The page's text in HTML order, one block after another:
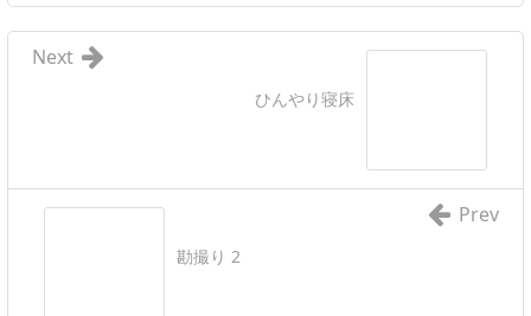
ひんやり寝床
Next
勘撮り 2
Prev